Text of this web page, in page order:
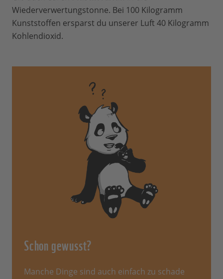
Wiederverwertungstonne. Bei 100 Kilogramm
Kunststoffen ersparst du unserer Luft 40 Kilogramm
Kohlendioxid.
Schon gewusst?
Manche Dinge sind auch einfach zu schade